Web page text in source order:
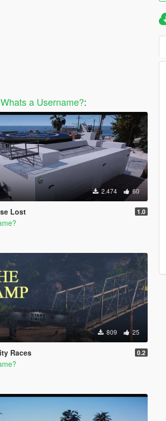
Whats a Username?:
2.474 60
Lost 1.0
809 25
Races 0.2